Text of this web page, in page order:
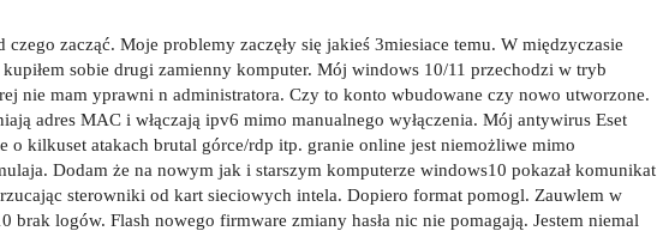
zacząć. Moje problemy zaczęły się jakieś 3miesiace temu. W międzyczasie
sobie drugi zamienny komputer. Mój windows 10/11 przechodzi w tryb
nie mam yprawni n administratora. Czy to konto wbudowane czy nowo utworzone.
adres MAC i włączają ipv6 mimo manualnego wyłączenia. Mój antywirus Eset
o kilkuset atakach brutal górce/rdp itp. granie online jest niemożliwe mimo
Dodam że na nowym jak i starszym komputerze windows10 pokazał komunikat
sterowniki od kart sieciowych intela. Dopiero format pomogl. Zauwlem w
brak logów. Flash nowego firmware zmiany hasła nic nie pomagają. Jestem niemal